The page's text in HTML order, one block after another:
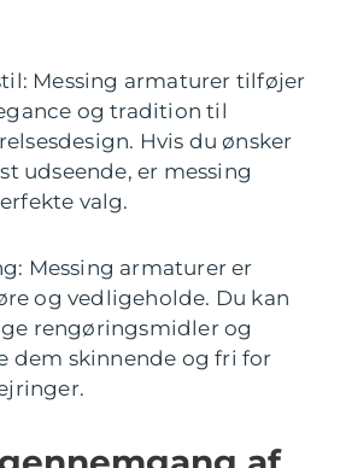
Messing armaturer tilføjer
og tradition til
Hvis du ønsker
udseende, er messing
valg.
Messing armaturer er
og vedligeholde. Du kan
rengøringsmidler og
dem skinnende og fri for